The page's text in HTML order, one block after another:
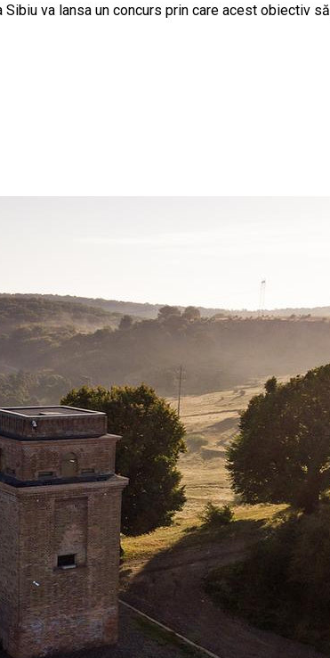
va lansa un concurs prin care acest obiectiv